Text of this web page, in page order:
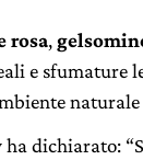
rosa,
e sfumature
dichiarato: